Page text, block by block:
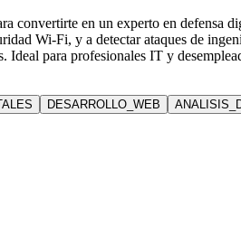
convertirte en un experto en defensa
Wi-Fi, y a detectar ataques de
Ideal para profesionales IT y
DESARROLLO_WEB